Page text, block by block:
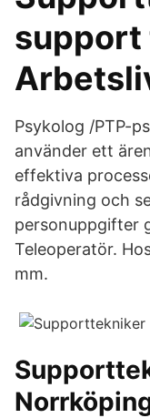
support
Psykolog /PTP-
använder ett
effektiva
rådgivning och
personuppgifter
Teleoperatör.
mm.